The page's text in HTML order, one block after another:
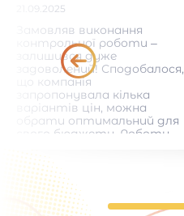
21.09.2025
Замовляв виконання
контрольної роботи –
залишився дуже
задоволений! Сподобалося,
що компанія
запропонувала кілька
варіантів цін, можна
обрати оптимальний для
свого бюджету. Роботу
Окремо хочу відзначити
ввічливе та оперативне
спілкування з менеджером.